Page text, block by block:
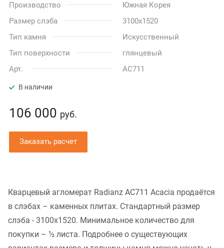
Производство
Южная Корея
Размер слэба
3100x1520
Тип камня
Искусственный
Тип поверхности
глянцевый
Арт.
AC711
В наличии
106 000 руб.
Заказать расчет
Кварцевый агломерат Radianz AC711 Acacia продаётся
в слэбах – каменных плитах. Стандартный размер
слэба - 3100x1520. Минимальное количество для
покупки – ½ листа. Подробнее о существующих